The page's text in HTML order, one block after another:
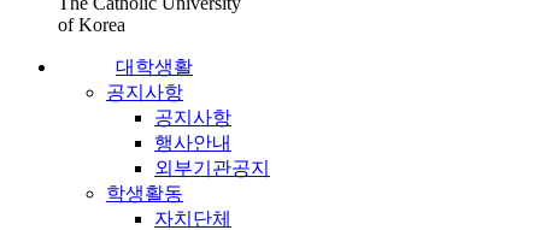
of Korea
대학생활
공지사항
공지사항
행사안내
외부기관공지
학생활동
자치단체